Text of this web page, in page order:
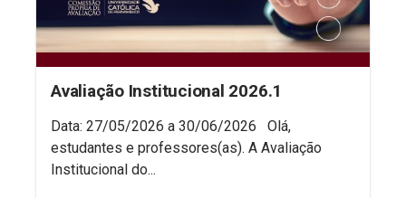
Avaliação Institucional 2026.1
Data: 27/05/2026 a 30/06/2026 Olá,
estudantes e professores(as). A Avaliação
Institucional do...